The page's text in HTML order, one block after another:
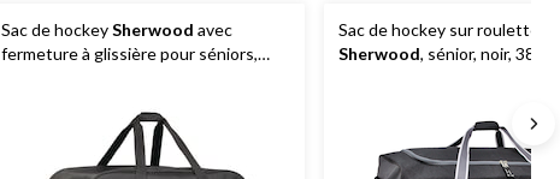
Sac de hockeySherwood avec
fermeture à glissière pour séniors,
Sac de hockey sur roulettes
Sherwood, sénior, noir, 38 po